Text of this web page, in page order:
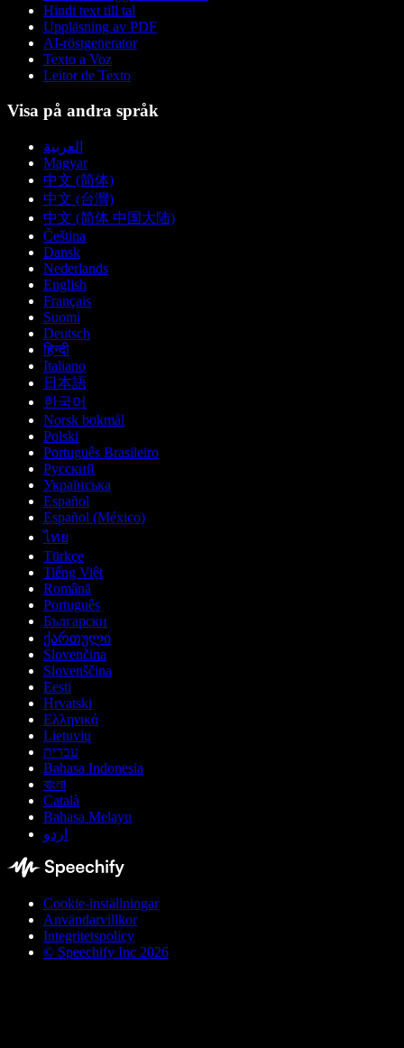
Hindi text till tal
Uppläsning av PDF
AI-röstgenerator
Texto a Voz
Leitor de Texto
Visa på andra språk
العربية
Magyar
中文 (简体)
中文 (台灣)
中文 (简体 中国大陆)
Čeština
Dansk
Nederlands
English
Français
Suomi
Deutsch
हिन्दी
Italiano
日本語
한국어
Norsk bokmål
Polski
Português Brasileiro
Русский
Українська
Español
Español (México)
ไทย
Türkçe
Tiếng Việt
Română
Português
Български
ქართული
Slovenčina
Slovenščina
Eesti
Hrvatski
Ελληνικά
Lietuvių
עברית
Bahasa Indonesia
বাংলা
Català
Bahasa Melayu
اردو
Cookie-inställningar
Användarvillkor
Integritetspolicy
© Speechify Inc 2026